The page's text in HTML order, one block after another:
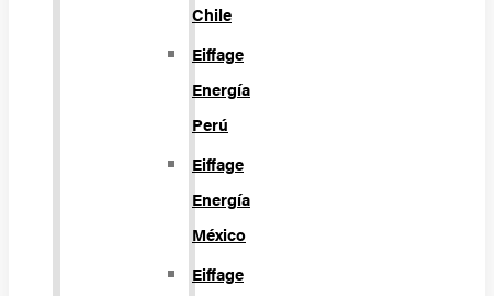
Chile
Eiffage
Energía
Perú
Eiffage
Energía
México
Eiffage